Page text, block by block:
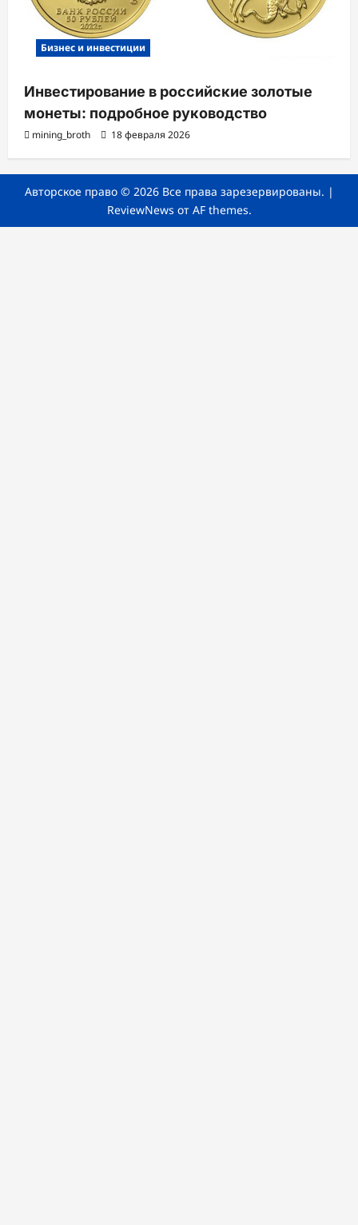
Бизнес и инвестиции
Инвестирование в российские золотые
монеты: подробное руководство
mining_broth 18 февраля 2026
Авторское право © 2026 Все права зарезервированы. |
ReviewNews от AF themes.